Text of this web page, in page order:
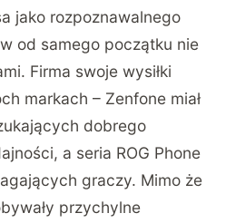
jako rozpoznawalnego
od samego początku nie
Firma swoje wysiłki
markach – Zenfone miał
dobrego
a seria ROG Phone
graczy. Mimo że
przychylne